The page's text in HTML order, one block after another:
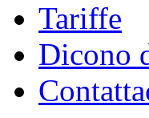
Tariffe
Dicono